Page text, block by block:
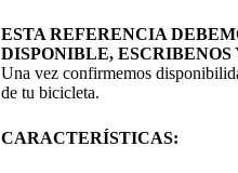
ESTA REFERENCIA
DISPONIBLE,
Una vez confirmemos
de tu bicicleta.
CARACTERÍSTICAS: